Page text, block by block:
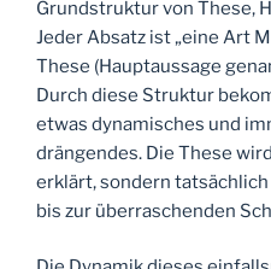
Grundstruktur von These,
Jeder Absatz ist „eine Art
These (Hauptaussage
Durch diese Struktur
etwas dynamisches und
drängendes. Die These
erklärt, sondern
bis zur überraschenden